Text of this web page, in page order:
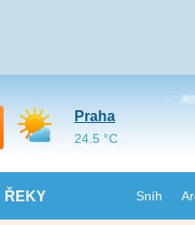
ŘEKY Sníh
Praha
24.5 °C